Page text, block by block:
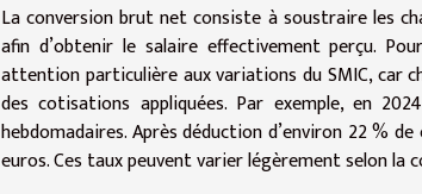
La conversion brut net consiste à soustraire les
afin d’obtenir le salaire effectivement perçu.
attention particulière aux variations du SMIC, car
des cotisations appliquées. Par exemple, en
hebdomadaires. Après déduction d’environ 22 %
euros. Ces taux peuvent varier légèrement selon